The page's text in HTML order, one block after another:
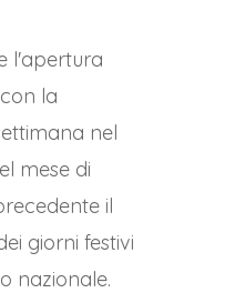
l'apertura
la
nel
mese di
il
giorni festivi
nazionale.